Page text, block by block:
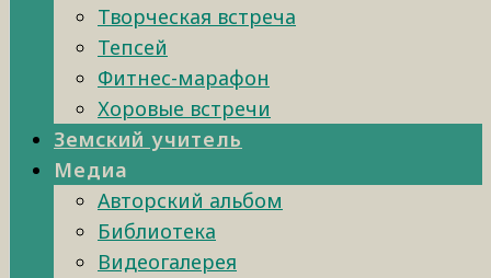
Творческая встреча
Тепсей
Фитнес-марафон
Хоровые встречи
Земский учитель
Медиа
Авторский альбом
Библиотека
Видеогалерея